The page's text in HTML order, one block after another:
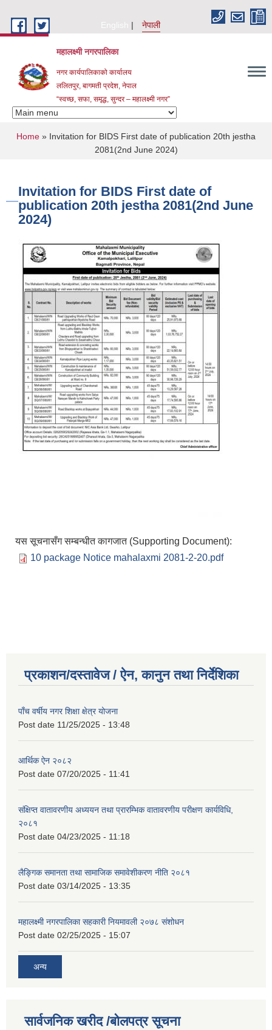
English
नेपाली
महालक्ष्मी नगरपालिका
नगर कार्यपालिकाको कार्यालय
ललितपुर, बागमती प्रदेश, नेपाल
“स्वच्छ, सफा, समृद्ध, सुन्दर – महालक्ष्मी नगर”
You are here
Home » Invitation for BIDS First date of publication 20th jestha
2081(2nd June 2024)
Invitation for BIDS First date of
publication 20th jestha 2081(2nd June
2024)
यस सूचनासँग सम्बन्धीत कागजात (Supporting Document):
10 package Notice mahalaxmi 2081-2-20.pdf
प्रकाशन/दस्तावेज / ऐन, कानुन तथा निर्देशिका
पाँच वर्षीय नगर शिक्षा क्षेत्र योजना
Post date 11/25/2025 - 13:48
आर्थिक ऐन २०८२
Post date 07/20/2025 - 11:41
संक्षिप्त वातावरणीय अध्ययन तथा प्रारम्भिक वातावरणीय परीक्षण कार्यविधि,
२०८१
Post date 04/23/2025 - 11:18
लैङ्गिक समानता तथा सामाजिक समावेशीकरण नीति २०८१
Post date 03/14/2025 - 13:35
महालक्ष्मी नगरपालिका सहकारी नियमावली २०७८ संशोधन
Post date 02/25/2025 - 15:07
अन्य
सार्वजनिक खरीद /बोलपत्र सूचना